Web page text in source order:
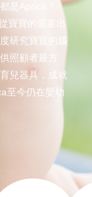
是Aprica？
寶寶的需要出
研究寶寶的腦
照顧者最方
兒器具，成就
至今仍在嬰幼